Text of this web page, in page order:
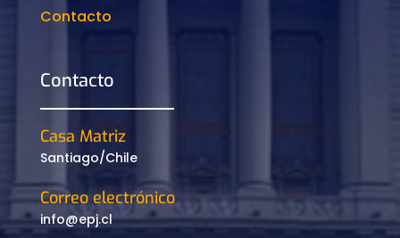
Contacto
Contacto
Casa Matriz
Santiago/Chile
Correo electrónico
info@epj.cl